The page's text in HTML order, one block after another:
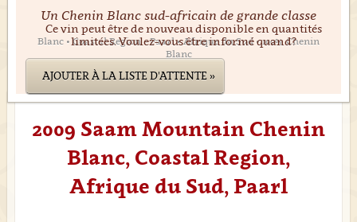
Un Chenin Blanc sud-africain de grande classe
Blanc • Coastal Region • Paarl • Afrique du Sud • 100% Chenin
Blanc
Ce vin peut être de nouveau disponible en quantités
limitées. Voulez-vous être informé quand?
AJOUTER À LA LISTE D'ATTENTE »
2009 Saam Mountain Chenin
Blanc, Coastal Region,
Afrique du Sud, Paarl